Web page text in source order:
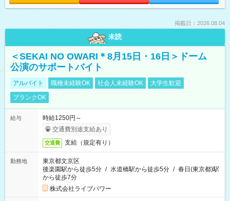
掲載日：2026.08.04
未読
＜SEKAI NO OWARI＊8月15日・16日＞ドーム
公演のサポートバイト
アルバイト 職種未経験OK 社会人未経験OK
大学生歓迎
ブランクOK
給与
時給1250円～
交通費別途支給あり
交通費 支給（規定有り）
勤務地
東京都文京区
後楽園駅から徒歩5分 / 水道橋駅から徒歩5分 / 春日(東京都)駅
から徒歩7分
株式会社ライブパワー